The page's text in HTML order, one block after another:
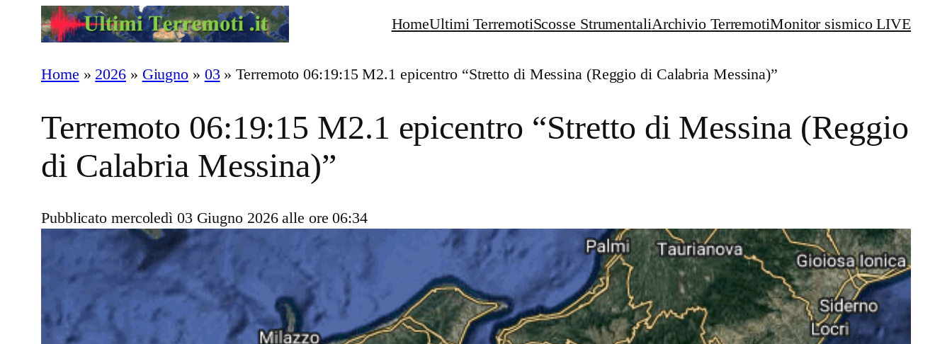
HomeUltimi TerremotiScosse StrumentaliArchivio TerremotiMonitor sismico LIVE
Home » 2026» Giugno » 03 »Terremoto 06:19:15 M2.1 epicentro “Stretto di Messina (Reggio di Calabria Messina)”
Terremoto 06:19:15 M2.1 epicentro “Stretto di Messina (Reggio
di Calabria Messina)”
Pubblicato mercoledì 03 Giugno 2026 alle ore 06:34